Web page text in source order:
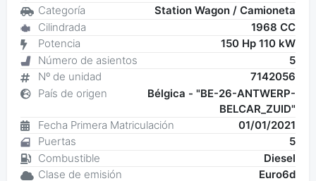
Categoría
Station Wagon / Camioneta
Cilindrada
1968 CC
Potencia
150 Hp 110 kW
Número de asientos
5
Nº de unidad
7142056
País de origen
Bélgica - "BE-26-ANTWERP-
BELCAR_ZUID"
Fecha Primera Matriculación
01/01/2021
Puertas
5
Combustible
Diesel
Clase de emisión
Euro6d